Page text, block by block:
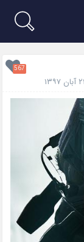
567